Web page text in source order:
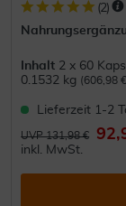
(2)
Inhalt 2 x 60
0.1532 kg (606,98
Lieferzeit 1-2
UVP 131,98 €
inkl. MwSt.